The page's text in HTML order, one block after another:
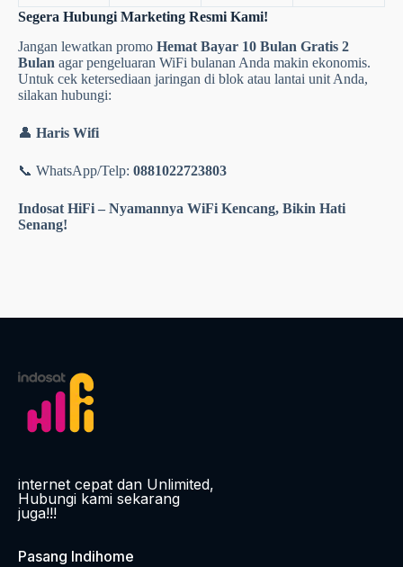
Segera Hubungi Marketing Resmi Kami!
Jangan lewatkan promo Hemat Bayar 10 Bulan Gratis 2
Bulan agar pengeluaran WiFi bulanan Anda makin ekonomis.
Untuk cek ketersediaan jaringan di blok atau lantai unit Anda,
silakan hubungi:
👤 Haris Wifi
📞 WhatsApp/Telp: 0881022723803
Indosat HiFi – Nyamannya WiFi Kencang, Bikin Hati
Senang!
internet cepat dan Unlimited,
Hubungi kami sekarang
juga!!!
Pasang Indihome